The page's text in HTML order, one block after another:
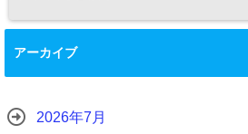
アーカイブ
2026年7月